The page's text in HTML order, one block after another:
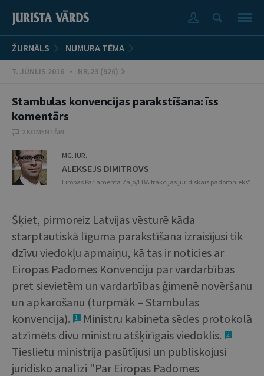
ŽURNĀLS NUMURA TĒMA
7. JŪNIJS 2016 • NR.23 (926)
Stambulas konvencijas parakstīšana: īss
komentārs
2 KOMENTĀRI
MG. IUR.
ALEKSEJS DIMITROVS
Eiropas Parlamenta Zaļo/EBA frakcijas juridiskais padomnieks*
Šķiet, pirmoreiz Latvijas vēsturē kāda
starptautiskā līguma parakstīšana izraisījusi tik
dzīvu viedokļu apmaiņu, kā tas ir noticies ar
Eiropas Padomes Konvenciju par vardarbības
pret sievietēm un vardarbības ģimenē novēršanu
un apkarošanu (turpmāk – Stambulas
konvencija).
1
Ministru kabineta sēdes protokolā
atzīmēts divu ministru atšķirīgais viedoklis.
2
Tieslietu ministrija pasūtījusi un publiskojusi
juridisko analīzi "Par Eiropas Padomes